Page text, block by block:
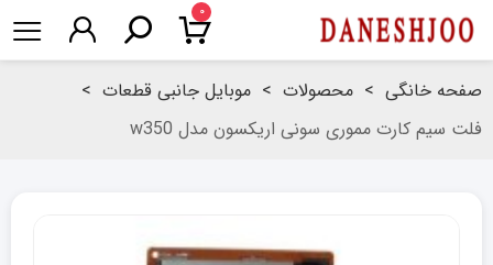
۰
صفحه خانگی > محصولات > موبایل جانبی قطعات >
فلت سیم کارت مموری سونی اریکسون مدل w350